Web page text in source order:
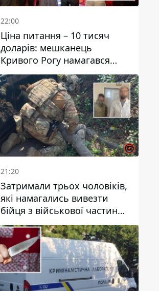
22:00
Ціна питання – 10 тисяч
доларів: мешканець
Кривого Рогу намагався
переправити чоловіка до
Словаччини
21:20
Затримали трьох чоловіків,
які намагались вивезти
бійця з військової частини
до Дніпра за 7 тисяч
доларів: серед них був лікар